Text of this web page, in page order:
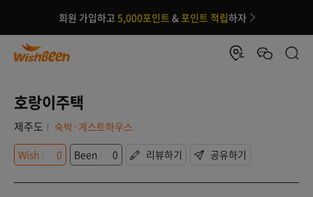
회원 가입하고 5,000포인트 &포인트 적립하자
호랑이주택
제주도
숙박·게스트하우스
Wish
0 Been 0 리뷰하기 공유하기